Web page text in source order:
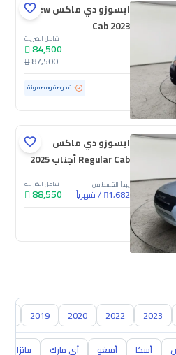
ايسوزو دي ماكس Crew
Cab 2023
شامل الضريبة
84,500
87,500
مفحوصة ومضمونة
ايسوزو دي ماكس
Regular Cab أجناب 2025
يبدأ القسط من
1,682
/شهرياً
شامل الضريبة
88,550
2023
2022
2020
2019
أسكا أميغو آي مارك بياتزا